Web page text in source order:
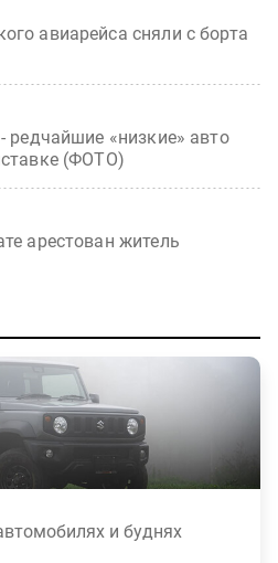
авиарейса сняли с борта
редчайшие «низкие» авто
(ФОТО)
арестован житель
и буднях